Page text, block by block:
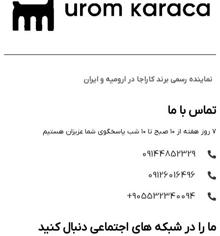
نماینده رسمی برند کاراجا در ارومیه و ایران
تماس با ما
۷ روز هفته از ۱۰ صبح تا ۱۰ شب پاسخگوی شما عزیزان هستیم
09144852329
09126016496
905532340094+
ما را در شبکه های اجتماعی دنبال کنید